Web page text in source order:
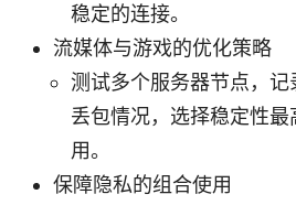
稳定的连接。
流媒体与游戏的优化策略
测试多个服务器节点，
丢包情况，选择稳定性
用。
保障隐私的组合使用